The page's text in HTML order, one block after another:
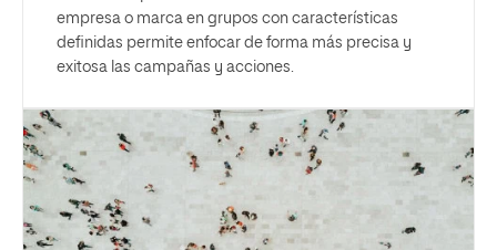
empresa o marca en grupos con características
definidas permite enfocar de forma más precisa y
exitosa las campañas y acciones.